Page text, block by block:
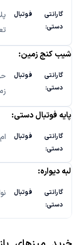
شیب کنج زمین:
پایه فوتبال دستی:
ام
لبه دیواره: